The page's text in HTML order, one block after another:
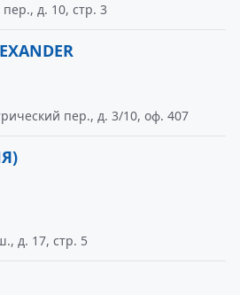
д. 10, стр. 3
пер., д. 3/10, оф. 407
д. 17, стр. 5